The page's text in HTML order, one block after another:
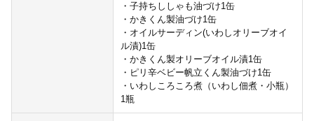
・子持ちししゃも油づけ1缶
・かきくん製油づけ1缶
・オイルサーディン(いわしオリーブオイ
ル漬)1缶
・かきくん製オリーブオイル漬1缶
・ピリ辛ベビー帆立くん製油づけ1缶
・いわしころころ煮（いわし佃煮・小瓶）
1瓶